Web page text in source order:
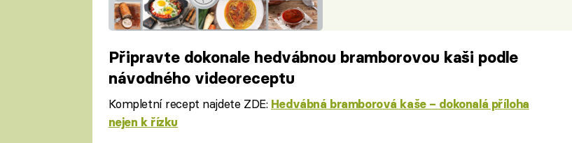
Připravte dokonale hedvábnou bramborovou kaši podle
návodného videoreceptu
Kompletní recept najdete ZDE: Hedvábná bramborová kaše – dokonalá příloha
nejen k řízku